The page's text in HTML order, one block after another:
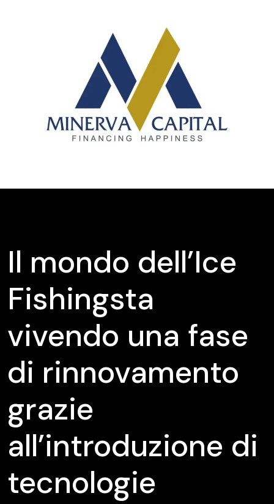
Il mondo dell’Ice
Fishingsta
vivendo una fase
di rinnovamento
grazie
all’introduzione di
tecnologie